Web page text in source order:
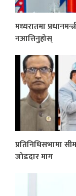
मध्यरातमा
नआत्तिनुहोस्
प्रतिनिधिसभामा
जोडदार माग